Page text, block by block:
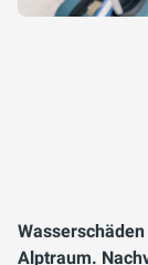
Alptraum.